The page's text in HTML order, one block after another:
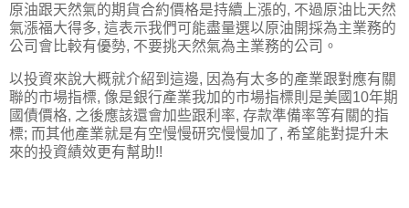
原油跟天然氣的期貨合約價格是持續上漲的, 不過原油比天然
氣漲福大得多, 這表示我們可能盡量選以原油開採為主業務的
公司會比較有優勢, 不要挑天然氣為主業務的公司。
以投資來說大概就介紹到這邊, 因為有太多的產業跟對應有關
聯的市場指標, 像是銀行產業我加的市場指標則是美國10年期
國債價格, 之後應該還會加些跟利率, 存款準備率等有關的指
標; 而其他產業就是有空慢慢研究慢慢加了, 希望能對提升未
來的投資績效更有幫助!!